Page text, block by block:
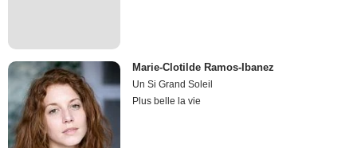
Marie-Clotilde Ramos-Ibanez
Un Si Grand Soleil
Plus belle la vie